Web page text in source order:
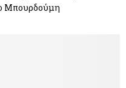
Μπουρδούμη